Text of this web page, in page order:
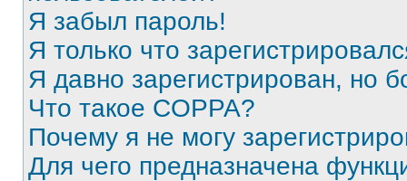
Я забыл пароль!
Я только что
Я давно зарегистрирован, но
Что такое COPPA?
Почему я не могу
Для чего предназначена